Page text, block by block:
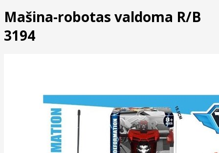
Mašina-robotas valdoma R/B
3194